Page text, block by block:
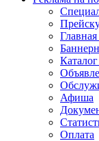
Афиша
Оплата